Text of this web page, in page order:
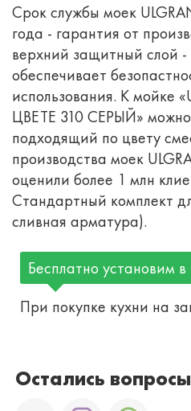
Срок службы моек
года - гарантия от
верхний защитный слой -
обеспечивает
использования. К мойке
ЦВЕТЕ 310 СЕРЫЙ»
подходящий по цвету
производства моек
оценили более 1 млн
Стандартный комплект
сливная арматура).
Бесплатно установим
При покупке кухни на
Остались